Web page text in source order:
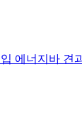
에너지바 견